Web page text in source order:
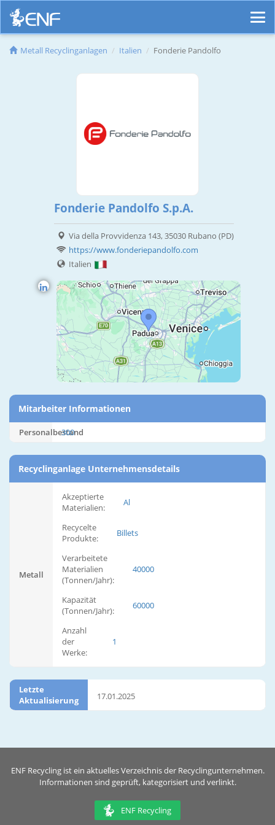
Metall Recyclinganlagen Italien Fonderie Pandolfo
Fonderie Pandolfo S.p.A.
Via della Provvidenza 143, 35030 Rubano (PD)
https://www.fonderiepandolfo.com
Italien
Mitarbeiter Informationen
Personalbestand
300
Recyclinganlage Unternehmensdetails
Metall
Akzeptierte
Materialien:
Al
Recycelte
Produkte:
Billets
Verarbeitete
Materialien
(Tonnen/Jahr):
40000
Kapazität
(Tonnen/Jahr):
60000
Anzahl
der
Werke:
1
Letzte
Aktualisierung
17.01.2025
ENF Recycling ist ein aktuelles Verzeichnis der Recyclingunternehmen.
Informationen sind geprüft, kategorisiert und verlinkt.
ENF Recycling